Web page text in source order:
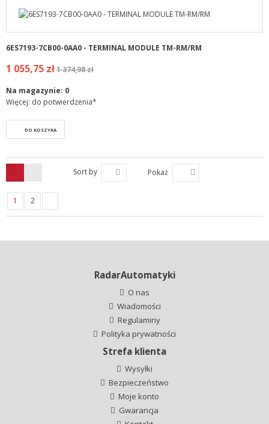
6ES7193-7CB00-0AA0 - TERMINAL MODULE TM-RM/RM
1 055,75 zł1 374,98 zł
Na magazynie: 0
Więcej: do potwierdzenia*
DO KOSZYKA
Sort by Pokaż
1 2
RadarAutomatyki
O nas
Wiadomości
Regulaminy
Polityka prywatności
Strefa klienta
Wysyłki
Bezpieczeństwo
Moje konto
Gwarancja